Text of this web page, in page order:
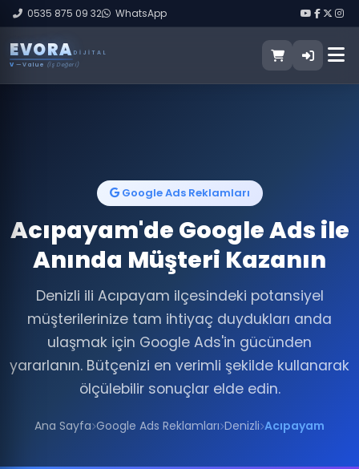
0535 875 09 32 WhatsApp
EVORA DIJITAL
V — Value (İş Değeri)
Google Ads Reklamları
Acıpayam'de Google Ads ile
Anında Müşteri Kazanın
Denizli ili Acıpayam ilçesindeki potansiyel
müşterilerinize tam ihtiyaç duydukları anda
ulaşmak için Google Ads'in gücünden
yararlanın. Bütçenizi en verimli şekilde kullanarak
ölçülebilir sonuçlar elde edin.
Ana Sayfa Google Ads Reklamları Denizli Acıpayam